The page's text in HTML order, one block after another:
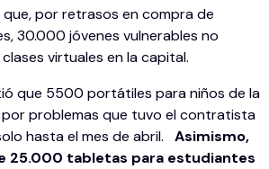
que, por retrasos en compra de
30.000 jóvenes vulnerables no
virtuales en la capital.
que 5500 portátiles para niños de la
por problemas que tuvo el contratista
hasta el mes de abril. Asimismo,
25.000 tabletas para estudiantes